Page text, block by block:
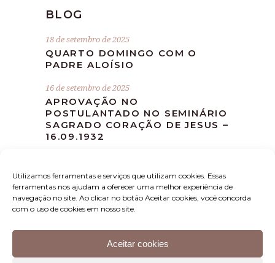
Utilizamos ferramentas e serviços que utilizam cookies. Essas
ferramentas nos ajudam a oferecer uma melhor experiência de
navegação no site. Ao clicar no botão Aceitar cookies, você concorda
com o uso de cookies em nosso site.
Aceitar cookies
BLOG
18 de setembro de 2025
QUARTO DOMINGO COM O
PADRE ALOÍSIO
16 de setembro de 2025
APROVAÇÃO NO
POSTULANTADO NO SEMINÁRIO
SAGRADO CORAÇÃO DE JESUS –
16.09.1932
MISSA DEVOCIONAL MÊS DE
SETEMBRO
Instituto Padre Aloísio – Rua Luis Sarti, 1397 – Sala B